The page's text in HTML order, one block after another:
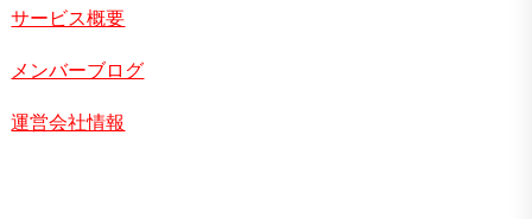
サービス概要
メンバーブログ
運営会社情報